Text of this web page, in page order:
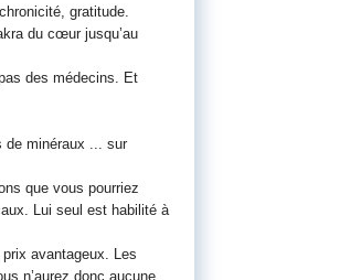
gratitude.
du cœur jusqu’au
des médecins. Et
de minéraux ... sur
que vous pourriez
Lui seul est habilité à
avantageux. Les
n’aurez donc aucune